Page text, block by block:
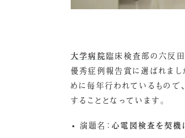
大学病院 臨床検査部の六反
優秀症例報告賞に選ばれまし
めに毎年行われているもので
することとなっています。
演題名：心電図検査を契機